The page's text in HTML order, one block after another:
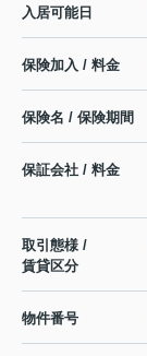
入居可能日
保険加入 / 料金
保険名 / 保険期間
保証会社 / 料金
取引態様 /
賃貸区分
物件番号